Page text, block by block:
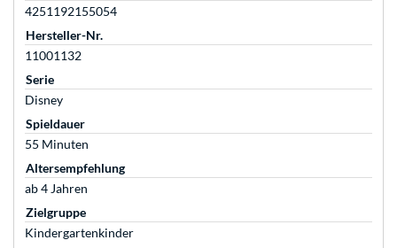
4251192155054
Hersteller-Nr.
11001132
Serie
Disney
Spieldauer
55 Minuten
Altersempfehlung
ab 4 Jahren
Zielgruppe
Kindergartenkinder